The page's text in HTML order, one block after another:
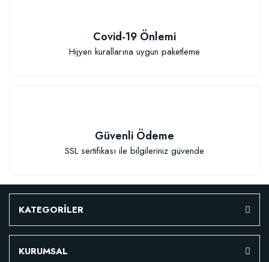
Stokta Yok
Covid-19 Önlemi
Hijyen kurallarına uygun paketleme
Güvenli Ödeme
SSL sertifikası ile bilgileriniz güvende
KATEGORİLER
KURUMSAL